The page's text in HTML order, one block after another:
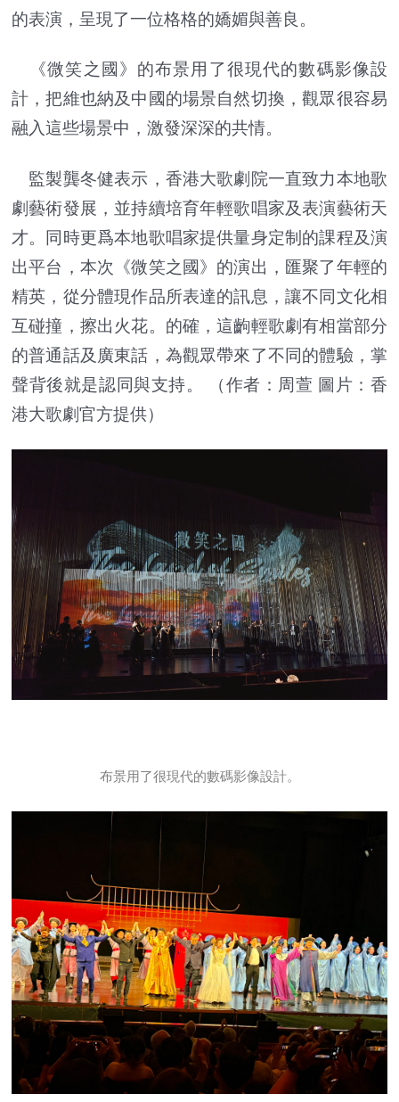
的表演，呈現了一位格格的嬌媚與善良。
《微笑之國》的布景用了很現代的數碼影像設
計，把維也納及中國的場景自然切換，觀眾很容易
融入這些場景中，激發深深的共情。
監製龔冬健表示，香港大歌劇院一直致力本地歌
劇藝術發展，並持續培育年輕歌唱家及表演藝術天
才。同時更爲本地歌唱家提供量身定制的課程及演
出平台，本次《微笑之國》的演出，匯聚了年輕的
精英，從分體現作品所表達的訊息，讓不同文化相
互碰撞，擦出火花。的確，這齣輕歌劇有相當部分
的普通話及廣東話，為觀眾帶來了不同的體驗，掌
聲背後就是認同與支持。 （作者：周萱 圖片：香
港大歌劇官方提供）
布景用了很現代的數碼影像設計。